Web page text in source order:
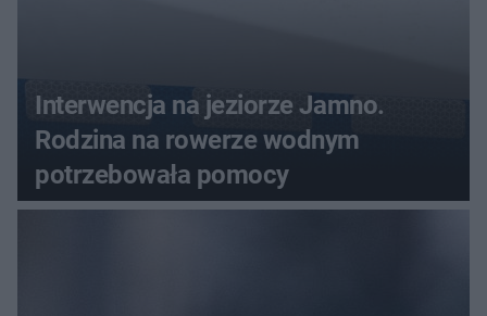
Interwencja na jeziorze Jamno.
Rodzina na rowerze wodnym
potrzebowała pomocy